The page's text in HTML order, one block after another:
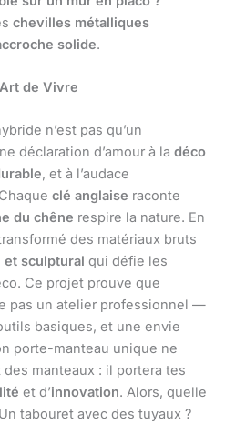
chevilles métalliques
solide.
de Vivre
n’est pas qu’un
déclaration d’amour à la déco
, et à l’audace
clé anglaise raconte
du chêne respire la nature. En
des matériaux bruts
sculptural qui défie les
Ce projet prouve que
pas un atelier professionnel —
basiques, et une envie
porte-manteau unique ne
manteaux : il portera tes
et d’innovation. Alors, quelle
tabouret avec des tuyaux ?